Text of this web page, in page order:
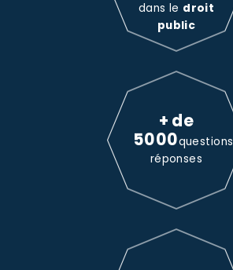
dans le droit
public
+ de
5000questions
réponses